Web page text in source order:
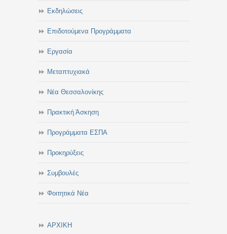
Εκδηλώσεις
Επιδοτούμενα Προγράμματα
Εργασία
Μεταπτυχιακά
Νέα Θεσσαλονίκης
Πρακτική Άσκηση
Προγράμματα ΕΣΠΑ
Προκηρύξεις
Συμβουλές
Φοιτητικά Νέα
ΑΡΧΙΚΗ